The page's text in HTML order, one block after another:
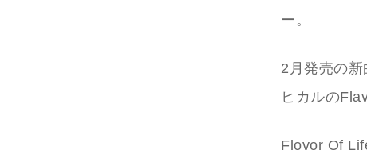
ー。
2月発売の
ヒカルの
Flovor Of